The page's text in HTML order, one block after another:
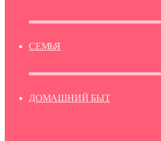
СЕМЬЯ
ДОМАШНИЙ БЫТ